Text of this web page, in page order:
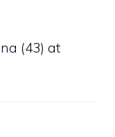
(43) at